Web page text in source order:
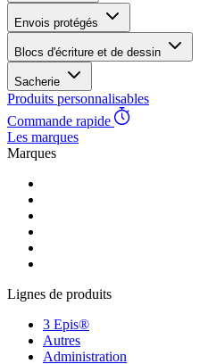
Envois protégés
Blocs d'écriture et de dessin
Sacherie
Produits personnalisables
Commande rapide
Les marques
Marques
Lignes de produits
3 Epis®
Autres
Administration